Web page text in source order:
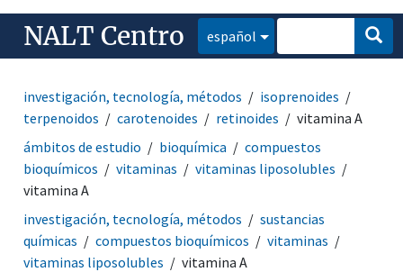
NALT Centro español
investigación, tecnología, métodos
isoprenoides
terpenoidos
carotenoides retinoides
vitamina A
ámbitos de estudio
bioquímica
compuestos
bioquímicos
vitaminas
vitaminas liposolubles
vitamina A
investigación, tecnología, métodos
sustancias
químicas
compuestos bioquímicos
vitaminas
vitaminas liposolubles
vitamina A